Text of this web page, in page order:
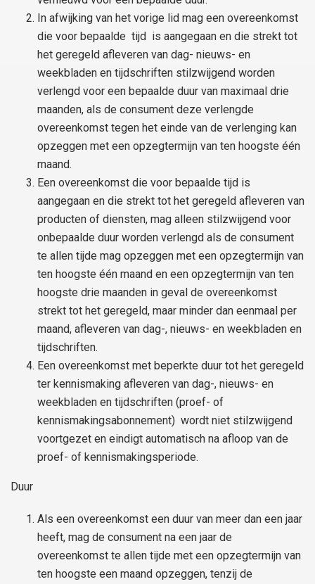
In afwijking van het vorige lid mag een overeenkomst
die voor bepaalde tijd is aangegaan en die strekt tot
het geregeld afleveren van dag- nieuws- en
weekbladen en tijdschriften stilzwijgend worden
verlengd voor een bepaalde duur van maximaal drie
maanden, als de consument deze verlengde
overeenkomst tegen het einde van de verlenging kan
opzeggen met een opzegtermijn van ten hoogste één
maand.
Een overeenkomst die voor bepaalde tijd is
aangegaan en die strekt tot het geregeld afleveren van
producten of diensten, mag alleen stilzwijgend voor
onbepaalde duur worden verlengd als de consument
te allen tijde mag opzeggen met een opzegtermijn van
ten hoogste één maand en een opzegtermijn van ten
hoogste drie maanden in geval de overeenkomst
strekt tot het geregeld, maar minder dan eenmaal per
maand, afleveren van dag-, nieuws- en weekbladen en
tijdschriften.
Een overeenkomst met beperkte duur tot het geregeld
ter kennismaking afleveren van dag-, nieuws- en
weekbladen en tijdschriften (proef- of
kennismakingsabonnement) wordt niet stilzwijgend
voortgezet en eindigt automatisch na afloop van de
proef- of kennismakingsperiode.
Duur
Als een overeenkomst een duur van meer dan een jaar
heeft, mag de consument na een jaar de
overeenkomst te allen tijde met een opzegtermijn van
ten hoogste een maand opzeggen, tenzij de